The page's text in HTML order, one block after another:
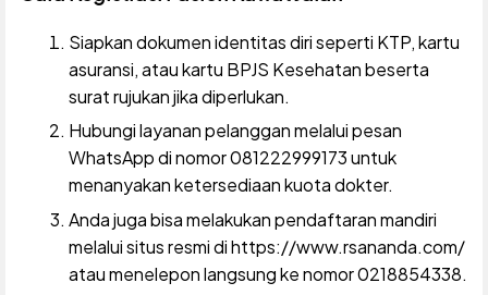
Siapkan dokumen identitas diri seperti KTP, kartu
asuransi, atau kartu BPJS Kesehatan beserta
surat rujukan jika diperlukan.
Hubungi layanan pelanggan melalui pesan
WhatsApp di nomor 081222999173 untuk
menanyakan ketersediaan kuota dokter.
Anda juga bisa melakukan pendaftaran mandiri
melalui situs resmi di https://www.rsananda.com/
atau menelepon langsung ke nomor 0218854338.